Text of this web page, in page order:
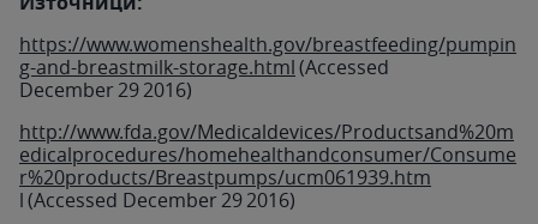
https://www.womenshealth.gov/breastfeeding/pumpin
g-and-breastmilk-storage.html(Accessed
December 29 2016)
http://www.fda.gov/Medicaldevices/Productsand%20m
edicalprocedures/homehealthandconsumer/Consume
r%20products/Breastpumps/ucm061939.htm
l (Accessed December 29 2016)